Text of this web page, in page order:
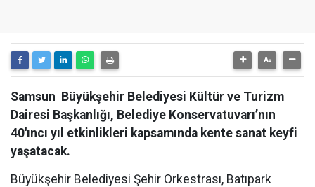
Samsun Büyükşehir Belediyesi Kültür ve Turizm
Dairesi Başkanlığı, Belediye Konservatuvarı’nın
40'ıncı yıl etkinlikleri kapsamında kente sanat keyfi
yaşatacak.
Büyükşehir Belediyesi Şehir Orkestrası, Batıpark